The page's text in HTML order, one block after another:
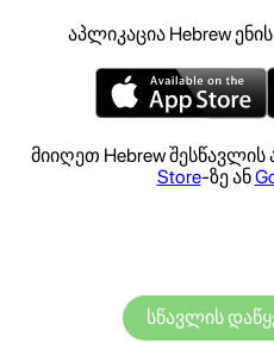
აპლიკაცია Hebrew
მიიღეთ Hebrew შესწავლის
Store-ზე ან
სწავლის